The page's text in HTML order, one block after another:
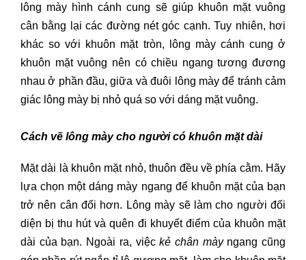
lông mày hình cánh cung sẽ giúp khuôn mặt vuông
cân bằng lại các đường nét góc cạnh. Tuy nhiên, hơi
khác so với khuôn mặt tròn, lông mày cánh cung ở
khuôn mặt vuông nên có chiều ngang tương đương
nhau ở phần đầu, giữa và đuôi lông mày để tránh cảm
giác lông mày bị nhỏ quá so với dáng mặt vuông.
Cách vẽ lông mày cho người có khuôn mặt dài
Mặt dài là khuôn mặt nhỏ, thuôn đều về phía cằm. Hãy
lựa chọn một dáng mày ngang để khuôn mặt của bạn
trở nên cân đối hơn. Lông mày sẽ làm cho người đối
diện bị thu hút và quên đi khuyết điểm của khuôn mặt
dài của bạn. Ngoài ra, việckẻ chân màyngang cũng